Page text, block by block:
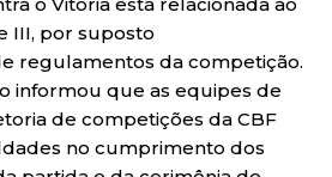
III, por suposto
regulamentos da competição.
informou que as equipes de
de competições da CBF
no cumprimento dos